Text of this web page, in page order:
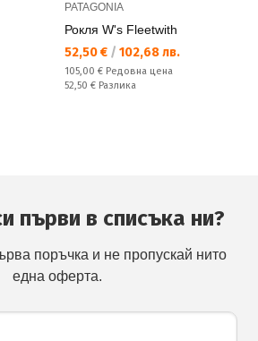
PATAGONIA
Рокля W's Fleetwith
Текуща цена:
52,50 € / 102,68 лв.
Редовна цена:
105,00 € Редовна цена
Спестявате:
52,50 € Разлика
първи в списъка ни?
поръчка и не пропускай нито
една оферта.